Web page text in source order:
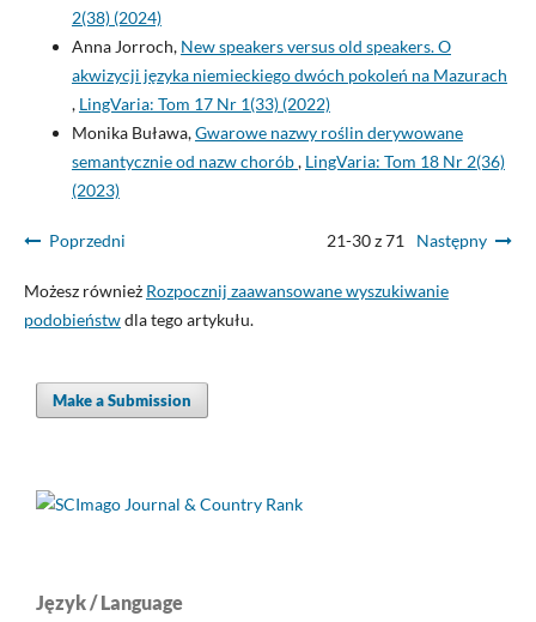
2(38) (2024)
Anna Jorroch, New speakers versus old speakers. O
akwizycji języka niemieckiego dwóch pokoleń na Mazurach
, LingVaria: Tom 17 Nr 1(33) (2022)
Monika Buława,Gwarowe nazwy roślin derywowane
semantycznie od nazw chorób, LingVaria: Tom 18 Nr 2(36)
(2023)
Poprzedni 21-30 z 71 Następny
Możesz również Rozpocznij zaawansowane wyszukiwanie
podobieństwdla tego artykułu.
Make a Submission
Język / Language